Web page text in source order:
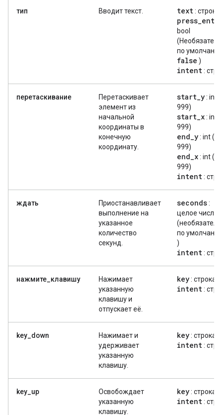
тип Вводит текст. text: строка
press_
bool
по
false )
intent:
перетаскивание
Перетаскивает
элемент из
начальной
координаты в
конечную
координату.
start_y: int
999)
start_x: int
999)
end_y: int (0-
999)
end_x: int (0-
999)
intent:
ждать
Приостанавливает
выполнение на
указанное
количество
секунд.
seconds:
целое число
по
)
intent:
нажмите_клавишу
Нажимает
указанную
клавишу и
отпускает её.
key: строка
intent:
key_down
Нажимает и
удерживает
указанную
клавишу.
key: строка
intent:
key_up
Освобождает
указанную
клавишу.
key: строка
intent: